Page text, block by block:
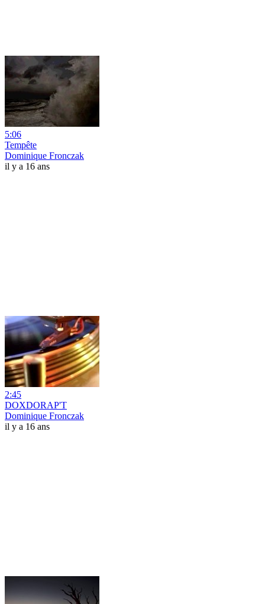
5:06
Tempête
Dominique Fronczak
il y a 16 ans
2:45
DOXDORAP'T
Dominique Fronczak
il y a 16 ans